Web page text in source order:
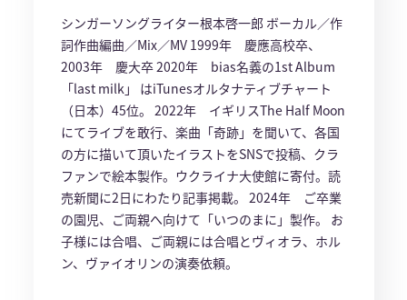
シンガーソングライター根本啓一郎 ボーカル／作
詞作曲編曲／Mix／MV 1999年 慶應高校卒、
2003年 慶大卒 2020年 bias名義の1st Album
「last milk」 はiTunesオルタナティブチャート
（日本）45位。 2022年 イギリスThe Half Moon
にてライブを敢行、楽曲「奇跡」を聞いて、各国
の方に描いて頂いたイラストをSNSで投稿、クラ
ファンで絵本製作。ウクライナ大使館に寄付。読
売新聞に2日にわたり記事掲載。 2024年 ご卒業
の園児、ご両親へ向けて「いつのまに」製作。 お
子様には合唱、ご両親には合唱とヴィオラ、ホル
ン、ヴァイオリンの演奏依頼。